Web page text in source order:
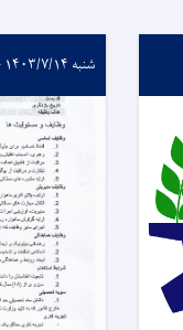
شنبه ۱۴۰۳/۷/۱۴ - ۹:۲